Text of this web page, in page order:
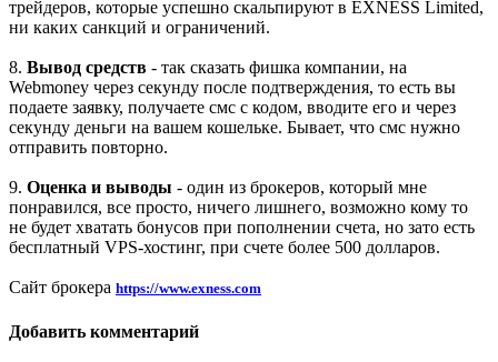
трейдеров, которые успешно скальпируют в EXNESS Limited,
ни каких санкций и ограничений.
8. Вывод средств - так сказать фишка компании, на
Webmoney через секунду после подтверждения, то есть вы
подаете заявку, получаете смс с кодом, вводите его и через
секунду деньги на вашем кошельке. Бывает, что смс нужно
отправить повторно.
9. Оценка и выводы - один из брокеров, который мне
понравился, все просто, ничего лишнего, возможно кому то
не будет хватать бонусов при пополнении счета, но зато есть
бесплатный VPS-хостинг, при счете более 500 долларов.
Сайт брокера https://www.exness.com
Добавить комментарий